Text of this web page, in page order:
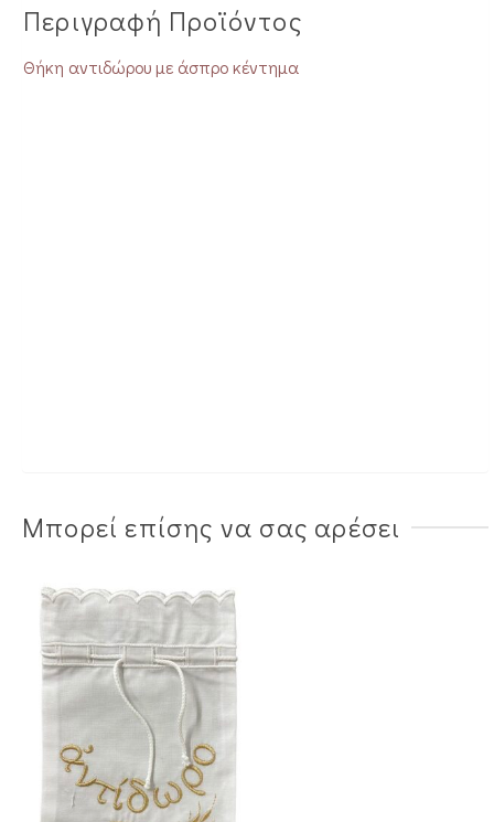
Περιγραφή Προϊόντος
Θήκη αντιδώρου με άσπρο κέντημα
Μπορεί επίσης να σας αρέσει